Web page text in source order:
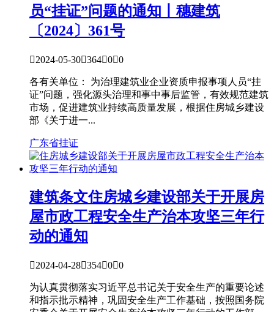
员“挂证”问题的通知丨穗建筑
〔2024〕361号
2024-05-3036400
各有关单位： 为治理建筑业企业资质申报事项人员“挂
证”问题，强化源头治理和事中事后监管，有效规范建筑
市场，促进建筑业持续高质量发展，根据住房城乡建设
部《关于进一...
广东省挂证
建筑条文住房城乡建设部关于开展房
屋市政工程安全生产治本攻坚三年行
动的通知
2024-04-2835400
为认真贯彻落实习近平总书记关于安全生产的重要论述
和指示批示精神，巩固安全生产工作基础，按照国务院